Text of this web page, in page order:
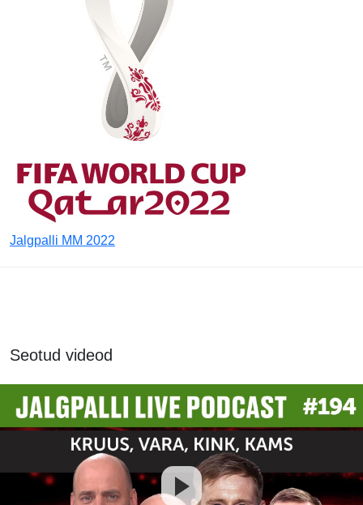
Jalgpalli MM 2022
Seotud videod